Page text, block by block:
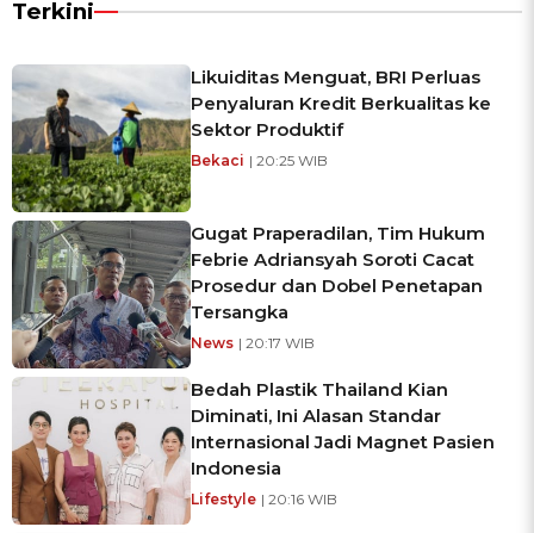
Terkini
Likuiditas Menguat, BRI Perluas
Penyaluran Kredit Berkualitas ke
Sektor Produktif
Bekaci | 20:25 WIB
Gugat Praperadilan, Tim Hukum
Febrie Adriansyah Soroti Cacat
Prosedur dan Dobel Penetapan
Tersangka
News | 20:17 WIB
Bedah Plastik Thailand Kian
Diminati, Ini Alasan Standar
Internasional Jadi Magnet Pasien
Indonesia
Lifestyle | 20:16 WIB